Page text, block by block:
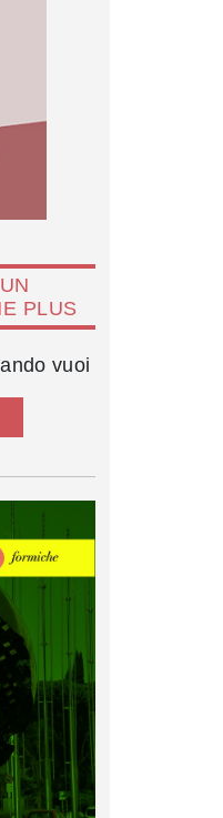
PLUS
vuoi